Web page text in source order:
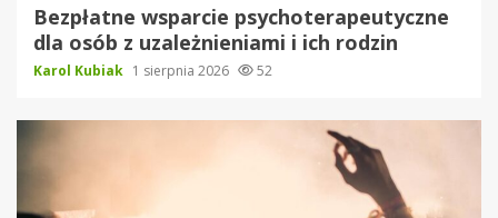
Bezpłatne wsparcie psychoterapeutyczne
dla osób z uzależnieniami i ich rodzin
Karol Kubiak 1 sierpnia 2026 52